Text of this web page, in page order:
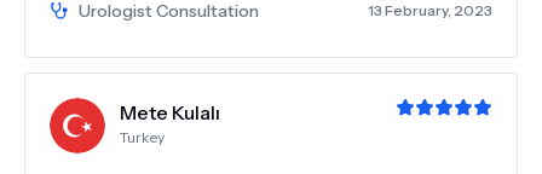
Tecrübesi sayesinde hastalığı atlattık. İzmir için
harika bir hoca. Tekrar kendisine teşekkürler.
Urologist Consultation
13 February, 2023
Mete Kulalı
Turkey